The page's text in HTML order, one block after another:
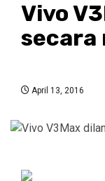
Vivo
secara
April 13, 2016